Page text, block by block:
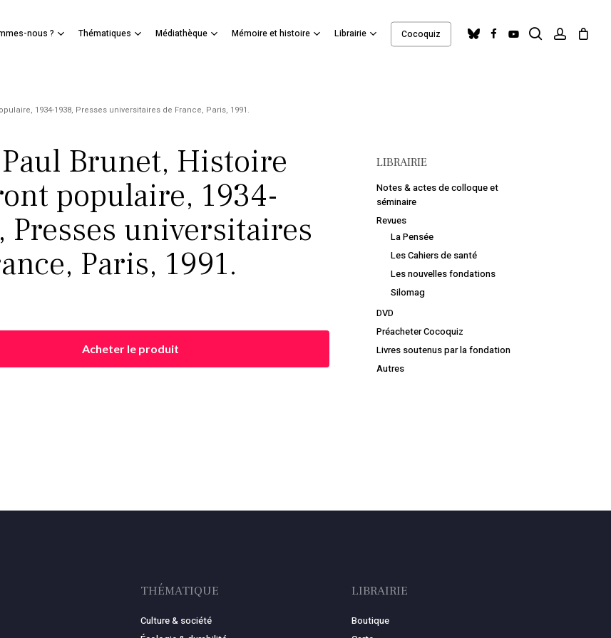
nous ? Thématiques Médiathèque Mémoire et histoire Librairie Cocoquiz blueskyfacebookyoutube searchaccount
Panier Close
Cart
1934-1938, Presses universitaires de France, Paris, 1991.
Brunet, Histoire
populaire, 1934-
Presses universitaires
Paris, 1991.
Acheter le produit
LIBRAIRIE
Notes & actes de colloque et
séminaire
Revues
La Pensée
Les Cahiers de santé
Les nouvelles fondations
Silomag
DVD
Préacheter Cocoquiz
Livres soutenus par la fondation
Autres
THÉMATIQUE
Culture & société
LIBRAIRIE
Boutique